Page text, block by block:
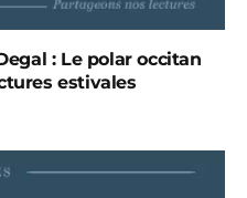
: Le polar occitan
estivales